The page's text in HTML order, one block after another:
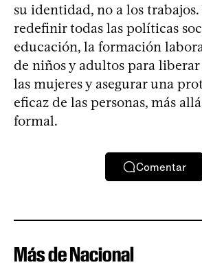
su identidad, no a los
redefinir todas las políticas
educación, la formación
de niños y adultos para
las mujeres y asegurar una
eficaz de las personas, más
formal.
Comentar
Más de Nacional